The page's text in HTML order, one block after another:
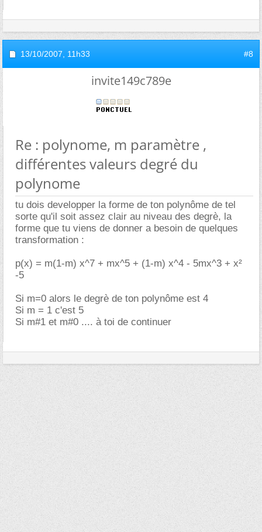
13/10/2007, 11h33 #8
invite149c789e
Re : polynome, m paramètre ,
différentes valeurs degré du
polynome
tu dois developper la forme de ton polynôme de tel
sorte qu'il soit assez clair au niveau des degrè, la
forme que tu viens de donner a besoin de quelques
transformation :
p(x) = m(1-m) x^7 + mx^5 + (1-m) x^4 - 5mx^3 + x²
-5
Si m=0 alors le degrè de ton polynôme est 4
Si m = 1 c'est 5
Si m#1 et m#0 .... à toi de continuer